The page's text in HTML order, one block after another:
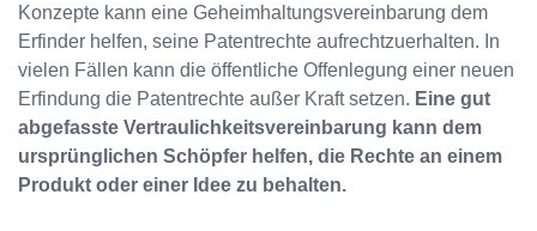
Konzepte kann eine Geheimhaltungsvereinbarung dem
Erfinder helfen, seine Patentrechte aufrechtzuerhalten. In
vielen Fällen kann die öffentliche Offenlegung einer neuen
Erfindung die Patentrechte außer Kraft setzen. Eine gut
abgefasste Vertraulichkeitsvereinbarung kann dem
ursprünglichen Schöpfer helfen, die Rechte an einem
Produkt oder einer Idee zu behalten.